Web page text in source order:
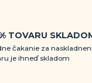
TOVARU
čakanie za
je ihneď skladom